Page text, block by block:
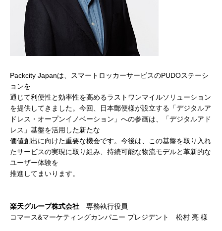
Packcity Japanは、スマートロッカーサービスのPUDOステーシ
ョンを
通じて利便性と効率性を高めるラストワンマイルソリューション
を提供してきました。今回、日本郵便様が設立する「デジタルア
ドレス・オープンイノベーション」への参画は、「デジタルアド
レス」基盤を活用した新たな
価値創出に向けた重要な機会です。今後は、この基盤を取り入れ
たサービスの実現に取り組み、持続可能な物流モデルと革新的な
ユーザー体験を
推進してまいります。
楽天グループ株式会社 専務執行役員
コマース&マーケティングカンパニー プレジデント 松村 亮 様